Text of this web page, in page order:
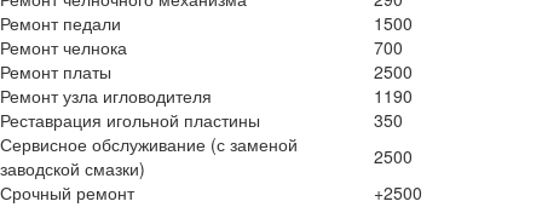
Ремонт педали
1500
Ремонт челнока
700
Ремонт платы
2500
Ремонт узла игловодителя
1190
Реставрация игольной пластины
350
Сервисное обслуживание (с заменой
заводской смазки)
2500
Срочный ремонт
+2500